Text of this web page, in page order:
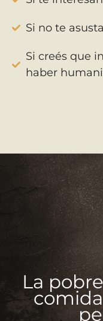
Si no te
Si creés que
haber
La